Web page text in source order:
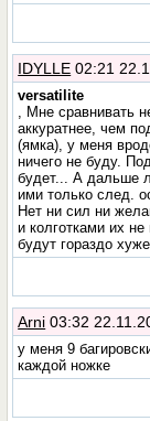
IDYLLE 02:21
versatilite
, Мне сравнивать
аккуратнее, чем
(ямка), у меня
ничего не буду.
будет... А дальше
ими только след.
Нет ни сил ни
и колготками их
будут гораздо
Arni 03:32
у меня 9
каждой ножке